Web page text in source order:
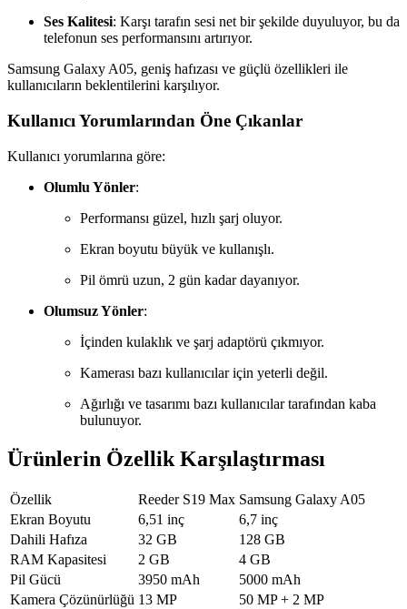
Ses Kalitesi: Karşı tarafın sesi net bir şekilde duyuluyor, bu da
telefonun ses performansını artırıyor.
Samsung Galaxy A05, geniş hafızası ve güçlü özellikleri ile
kullanıcıların beklentilerini karşılıyor.
Kullanıcı Yorumlarından Öne Çıkanlar
Kullanıcı yorumlarına göre:
Olumlu Yönler:
Performansı güzel, hızlı şarj oluyor.
Ekran boyutu büyük ve kullanışlı.
Pil ömrü uzun, 2 gün kadar dayanıyor.
Olumsuz Yönler:
İçinden kulaklık ve şarj adaptörü çıkmıyor.
Kamerası bazı kullanıcılar için yeterli değil.
Ağırlığı ve tasarımı bazı kullanıcılar tarafından kaba
bulunuyor.
Ürünlerin Özellik Karşılaştırması
Özellik Reeder S19 Max Samsung Galaxy A05
Ekran Boyutu
6,51 inç
6,7 inç
Dahili Hafıza
32 GB
128 GB
RAM Kapasitesi
2 GB
4 GB
Pil Gücü
3950 mAh
5000 mAh
Kamera Çözünürlüğü 13 MP
50 MP + 2 MP